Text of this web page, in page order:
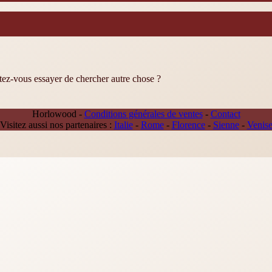
vous essayer de chercher autre chose ?
Horlowood - Conditions générales de ventes- Contact
Visitez aussi nos partenaires : Italie- Rome- Florence- Sienne- Venise